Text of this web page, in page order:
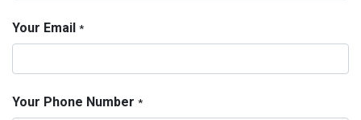
Your Email *
Your Phone Number *